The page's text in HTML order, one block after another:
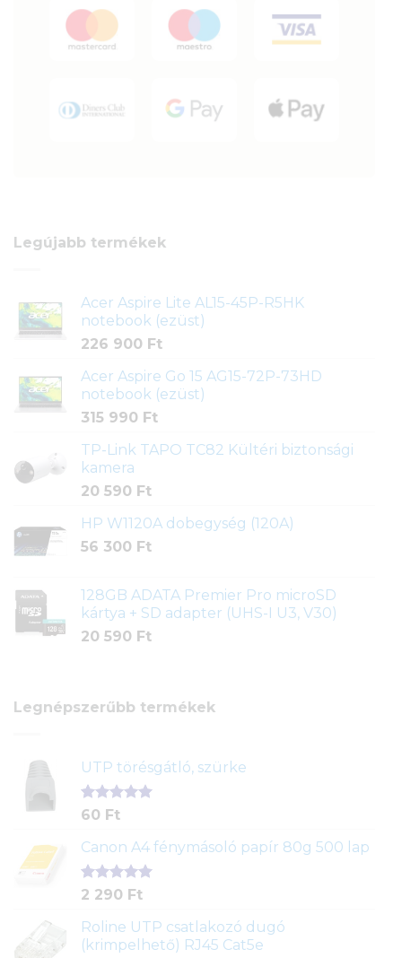
Legújabb termékek
Acer Aspire Lite AL15-45P-R5HK
notebook (ezüst)
226 900 Ft
Acer Aspire Go 15 AG15-72P-73HD
notebook (ezüst)
315 990 Ft
TP-Link TAPO TC82 Kültéri biztonsági
kamera
20 590 Ft
HP W1120A dobegység (120A)
56 300 Ft
128GB ADATA Premier Pro microSD
kártya + SD adapter (UHS-I U3, V30)
20 590 Ft
Legnépszerűbb termékek
UTP törésgátló, szürke
Értékelés
ből,
1
értékelés
alapján
60 Ft
Canon A4 fénymásoló papír 80g 500 lap
Értékelés
ből,
2
értékelés
alapján
2 290 Ft
Roline UTP csatlakozó dugó
(krimpelhető) RJ45 Cat5e